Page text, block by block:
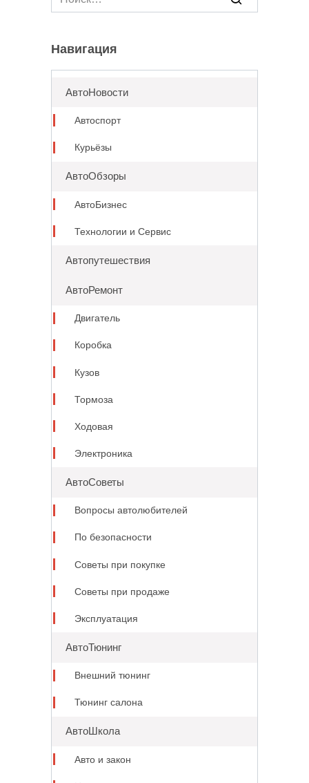
for:
Навигация
АвтоНовости
Автоспорт
Курьёзы
АвтоОбзоры
АвтоБизнес
Технологии и Сервис
Автопутешествия
АвтоРемонт
Двигатель
Коробка
Кузов
Тормоза
Ходовая
Электроника
АвтоСоветы
Вопросы автолюбителей
По безопасности
Советы при покупке
Советы при продаже
Эксплуатация
АвтоТюнинг
Внешний тюнинг
Тюнинг салона
АвтоШкола
Авто и закон